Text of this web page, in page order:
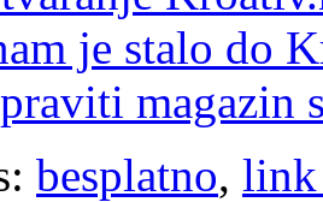
je stalo do
magazin
besplatno, link